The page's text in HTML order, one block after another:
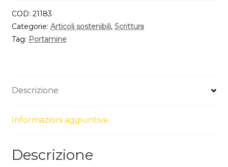
COD: 21183
Categorie: Articoli sostenibili, Scrittura
Tag: Portamine
Descrizione
Informazioni aggiuntive
Descrizione